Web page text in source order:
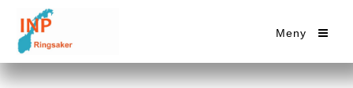
Meny